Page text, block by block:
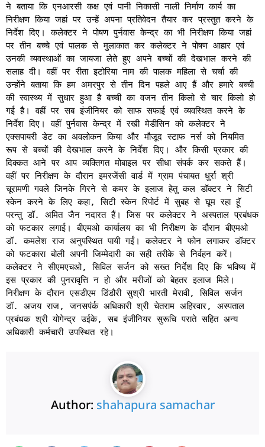
ने बताया कि एनआरसी कक्ष एवं पानी निकासी नाली निर्माण कार्य का
निरीक्षण किया जहां पर उन्हें अपना प्रतिवेदन तैयार कर प्रस्तुत करने के
निर्देश दिए। कलेक्टर ने पोषण पुर्नवास केन्द्र का भी निरीक्षण किया जहां
पर तीन बच्चे एवं पालक से मुलाकात कर कलेक्टर ने पोषण आहार एवं
उनकी व्यवस्थाओं का जायजा लेते हुए अपने बच्चों की देखभाल करने की
सलाह दी। वहीं पर रीता इटोरिया नाम की पालक महिला से चर्चा की
उन्होंने बताया कि हम अमरपुर से तीन दिन पहले आए हैं और हमारे बच्ची
की स्वास्थ्य में सुधार हुआ है बच्ची का वजन तीन किलो से चार किलो हो
गई है। वहीं पर सब इंजीनियर को साफ सफाई एवं व्यवस्थित करने के
निर्देश दिए। वहीं पुर्नवास केन्द्र में रखी मेडीसिन को कलेक्टर ने
एक्सपायरी डेट का अवलोकन किया और मौजूद स्टाफ नर्स को नियमित
रूप से बच्चों की देखभाल करने के निर्देश दिए। और किसी प्रकार की
दिक्कत आने पर आप व्यक्तिगत मोबाइल पर सीधा संपर्क कर सकते हैं।
वहीं पर निरीक्षण के दौरान इमरजेंसी वार्ड में ग्राम पंचायत धुर्रा श्री
चूरामणी गवले जिनके गिरने से कमर के इलाज हेतु कल डॉक्टर ने सिटी
स्केन करने के लिए कहा, सिटी स्केन रिपोर्ट में सुबह से घूम रहा हॅू
परन्तु डॉ. अमित जैन नदारत हैं। जिस पर कलेक्टर ने अस्पताल प्रबंधक
को फटकार लगाई। बीएमओ कार्यालय का भी निरीक्षण के दौरान बीएमओ
डॉ. कमलेश राज अनुपस्थित पायी गईं। कलेक्टर ने फोन लगाकर डॉक्टर
को फटकारा बोली अपनी जिम्मेदारी का सही तरीके से निर्वहन करें।
कलेक्टर ने सीएमएचओ, सिविल सर्जन को सख्त निर्देश दिए कि भविष्य में
इस प्रकार की पुनरावृत्ति न हो और मरीजों को बेहतर इलाज मिले।
निरीक्षण के दौरान एसडीएम डिंडौरी सुश्री भारती मेरावी, सिविल सर्जन
डॉ. अजय राज, जनसपंर्क अधिकारी श्री चेतराम अहिरवार, अस्पताल
प्रबंधक श्री योगेन्द्र उईके, सब इंजीनियर सुरूचि पराते सहित अन्य
अधिकारी कर्मचारी उपस्थित रहे।
Author: shahapura samachar